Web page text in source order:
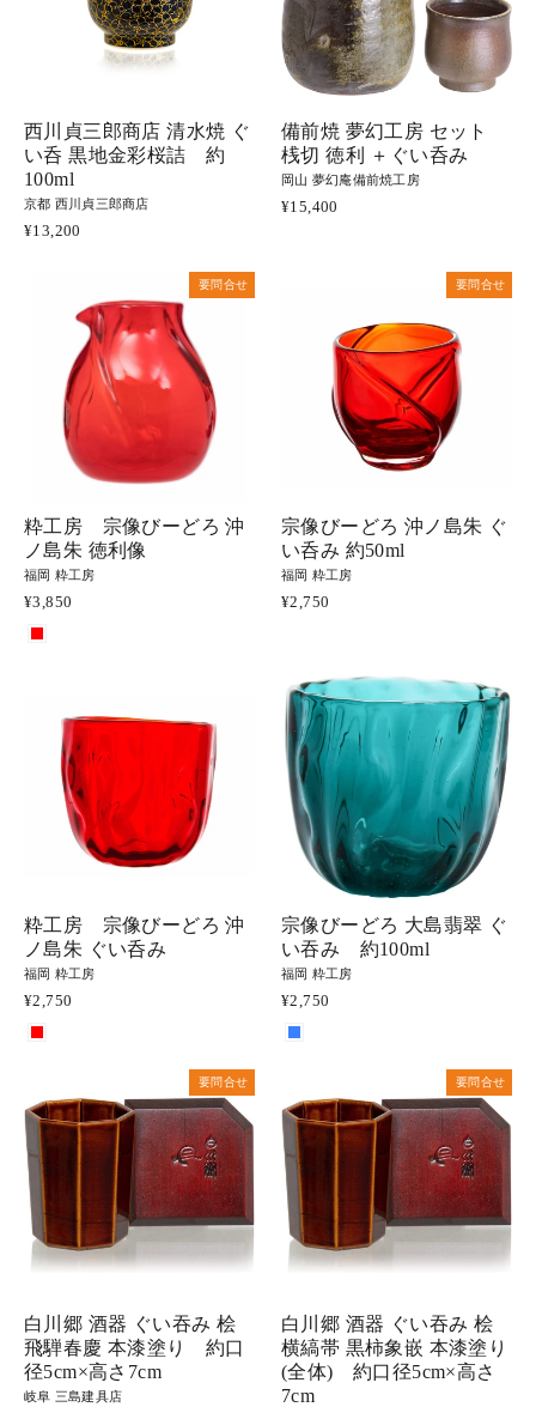
西川貞三郎商店 清水焼 ぐ
い呑 黒地金彩桜詰 約
100ml
京都 西川貞三郎商店
¥13,200
備前焼 夢幻工房 セット
桟切 徳利 ＋ぐい呑み
岡山 夢幻庵備前焼工房
¥15,400
要問合せ
粋工房 宗像びーどろ 沖
ノ島朱 徳利像
福岡 粋工房
¥3,850
要問合せ
宗像びーどろ 沖ノ島朱 ぐ
い呑み 約50ml
福岡 粋工房
¥2,750
粋工房 宗像びーどろ 沖
ノ島朱 ぐい呑み
福岡 粋工房
¥2,750
宗像びーどろ 大島翡翠 ぐ
い吞み 約100ml
福岡 粋工房
¥2,750
要問合せ
白川郷 酒器 ぐい吞み 桧
飛騨春慶 本漆塗り 約口
径5cm×高さ7cm
岐阜 三島建具店
要問合せ
白川郷 酒器 ぐい吞み 桧
横縞帯 黒柿象嵌 本漆塗り
(全体) 約口径5cm×高さ
7cm